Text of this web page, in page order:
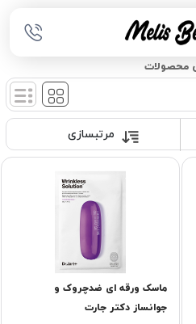
محصولات
مرتبسازی
ماسک ورقه ای ضدچروک و
جوانساز دکتر جارت